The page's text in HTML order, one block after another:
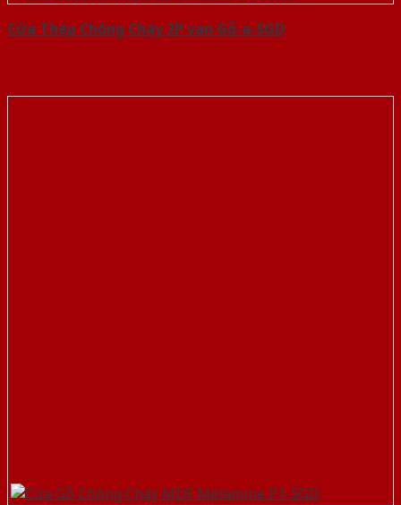
Cửa Thép Chống Cháy 2P van Gỗ-a-SGD